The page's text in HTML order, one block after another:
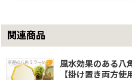
関連商品
風水効果のある
【掛け置き両方使